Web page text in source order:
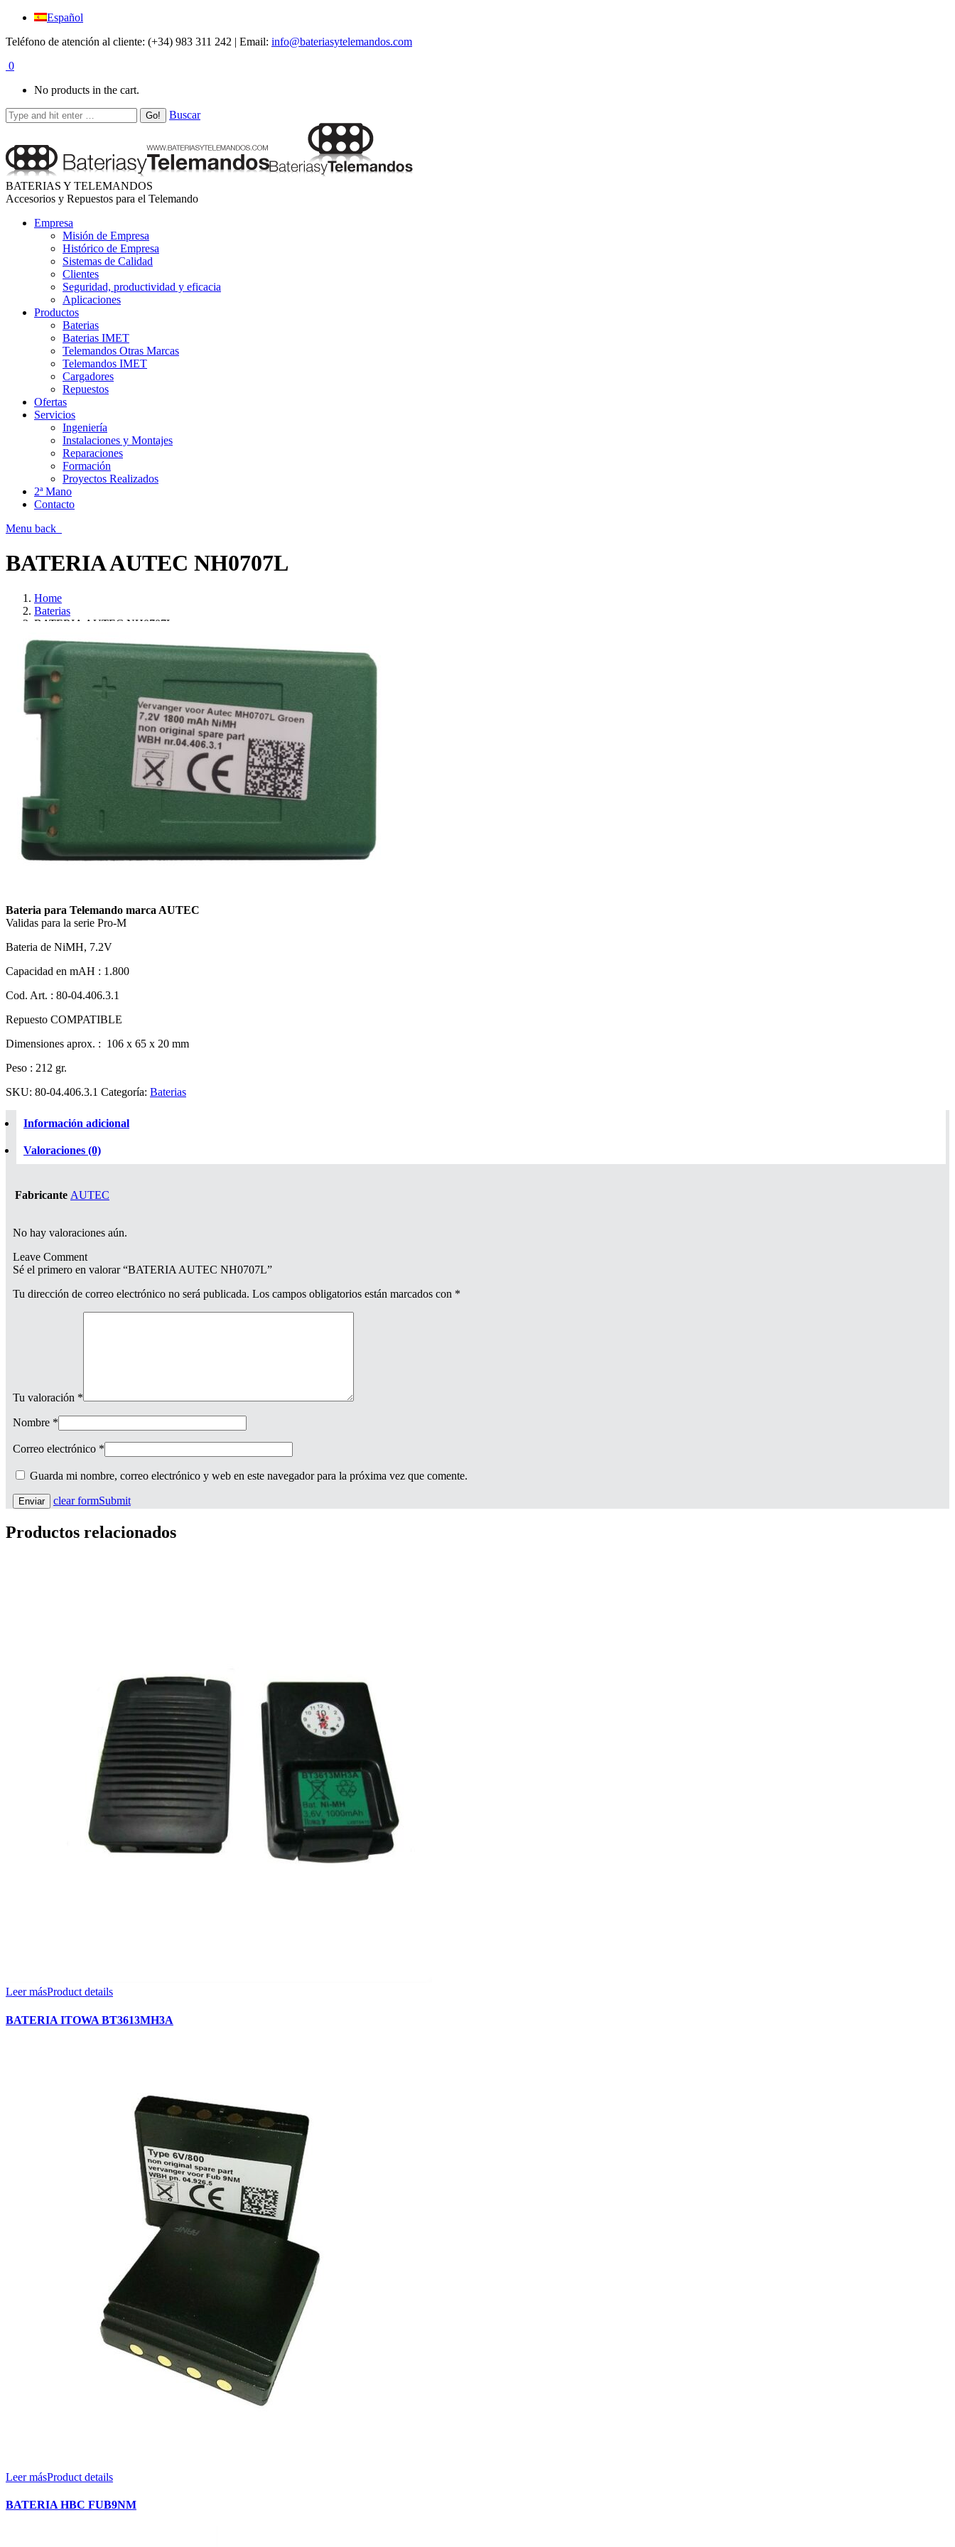
Español
Teléfono de atención al cliente: (+34) 983 311 242 | Email: info@bateriasytelemandos.com
0
No products in the cart.
Buscar
BATERIAS Y TELEMANDOS
Accesorios y Repuestos para el Telemando
Empresa
Misión de Empresa
Histórico de Empresa
Sistemas de Calidad
Clientes
Seguridad, productividad y eficacia
Aplicaciones
Productos
Baterias
Baterias IMET
Telemandos Otras Marcas
Telemandos IMET
Cargadores
Repuestos
Ofertas
Servicios
Ingeniería
Instalaciones y Montajes
Reparaciones
Formación
Proyectos Realizados
2ª Mano
Contacto
Menu back
BATERIA AUTEC NH0707L
Home
Baterias
BATERIA AUTEC NH0707L
Bateria para Telemando marca AUTEC
Validas para la serie Pro-M
Bateria de NiMH, 7.2V
Capacidad en mAH : 1.800
Cod. Art. : 80-04.406.3.1
Repuesto COMPATIBLE
Dimensiones aprox. : 106 x 65 x 20 mm
Peso : 212 gr.
SKU: 80-04.406.3.1 Categoría: Baterias
Información adicional
Valoraciones (0)
Fabricante AUTEC
No hay valoraciones aún.
Leave Comment
Sé el primero en valorar “BATERIA AUTEC NH0707L”
Tu dirección de correo electrónico no será publicada. Los campos obligatorios están marcados con *
Tu valoración *
Nombre *
Correo electrónico *
Guarda mi nombre, correo electrónico y web en este navegador para la próxima vez que comente.
clear formSubmit
Productos relacionados
Leer másProduct details
BATERIA ITOWA BT3613MH3A
Leer másProduct details
BATERIA HBC FUB9NM